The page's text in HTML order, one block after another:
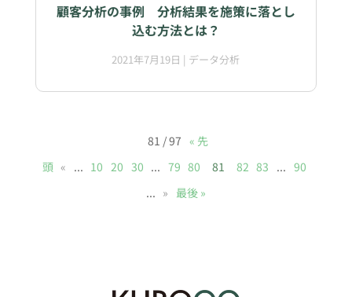
顧客分析の事例 分析結果を施策に落とし
込む方法とは？
2021年7月19日 | データ分析
81 / 97 « 先
頭 « ... 10 20 30 ... 79 80 81 82 83 ... 90
... » 最後 »